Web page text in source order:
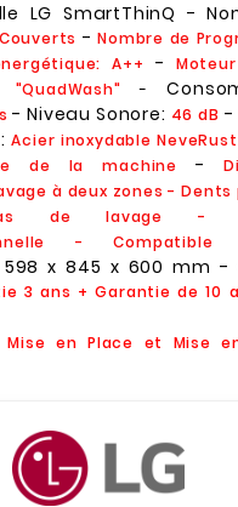
LG SmartThinQ -
-Nombre de
A++ -
-
- Niveau Sonore: 46 dB -
Acier inoxydable NeveRust
de la machine
-
à deux zones - Dents
de lavage -
- Compatible
598 x 845 x 600 mm -
3 ans + Garantie de 10
Mise en Place et Mise